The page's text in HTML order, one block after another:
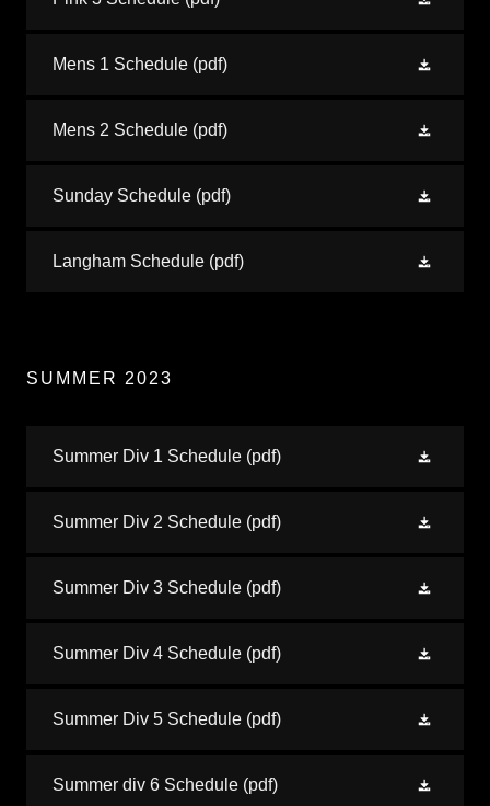
Mens 1 Schedule (pdf)
Mens 2 Schedule (pdf)
Sunday Schedule (pdf)
Langham Schedule (pdf)
SUMMER 2023
Summer Div 1 Schedule (pdf)
Summer Div 2 Schedule (pdf)
Summer Div 3 Schedule (pdf)
Summer Div 4 Schedule (pdf)
Summer Div 5 Schedule (pdf)
Summer div 6 Schedule (pdf)